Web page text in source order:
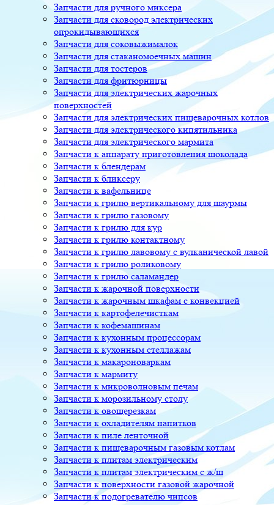
Запчасти для ручного миксера
Запчасти для сковород электрических
опрокидывающихся
Запчасти для соковыжималок
Запчасти для стаканомоечных машин
Запчасти для тостеров
Запчасти для фритюрницы
Запчасти для электрических жарочных
поверхностей
Запчасти для электрических пищеварочных котлов
Запчасти для электрического кипятильника
Запчасти для электрического мармита
Запчасти к аппарату приготовления шоколада
Запчасти к блендерам
Запчасти к бликсеру
Запчасти к вафельнице
Запчасти к грилю вертикальному для шаурмы
Запчасти к грилю газовому
Запчасти к грилю для кур
Запчасти к грилю контактному
Запчасти к грилю лавовому с вулканической лавой
Запчасти к грилю роликовому
Запчасти к грилю саламандер
Запчасти к жарочной поверхности
Запчасти к жарочным шкафам с конвекцией
Запчасти к картофелечисткам
Запчасти к кофемашинам
Запчасти к кухонным процессорам
Запчасти к кухонным стеллажам
Запчасти к макароноваркам
Запчасти к мармиту
Запчасти к микроволновым печам
Запчасти к морозильному столу
Запчасти к овощерезкам
Запчасти к охладителям напитков
Запчасти к пиле ленточной
Запчасти к пищеварочным газовым котлам
Запчасти к плитам электрическим
Запчасти к плитам электрическим с ж/ш
Запчасти к поверхности газовой жарочной
Запчасти к подогревателю чипсов